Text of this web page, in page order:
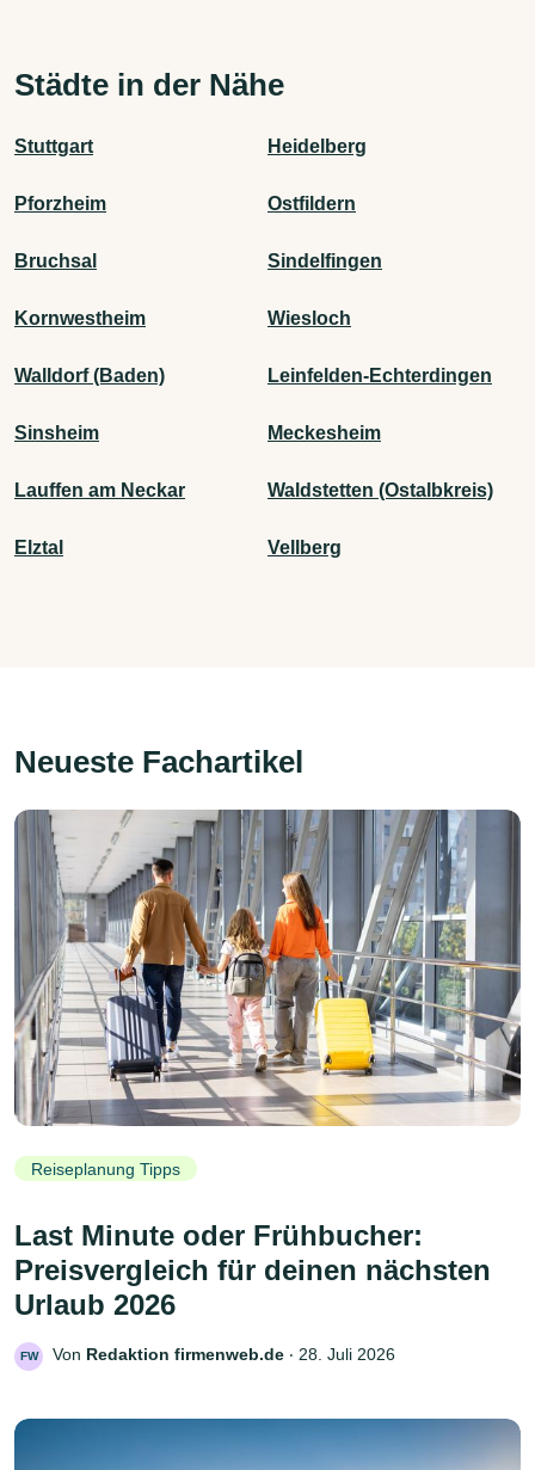
Städte in der Nähe
Stuttgart Heidelberg
Pforzheim Ostfildern
Bruchsal Sindelfingen
Kornwestheim Wiesloch
Walldorf (Baden) Leinfelden-Echterdingen
Sinsheim Meckesheim
Lauffen am Neckar Waldstetten (Ostalbkreis)
Elztal Vellberg
Neueste Fachartikel
Reiseplanung Tipps
Last Minute oder Frühbucher:
Preisvergleich für deinen nächsten
Urlaub 2026
FW Von Redaktion firmenweb.de ‧ 28. Juli 2026